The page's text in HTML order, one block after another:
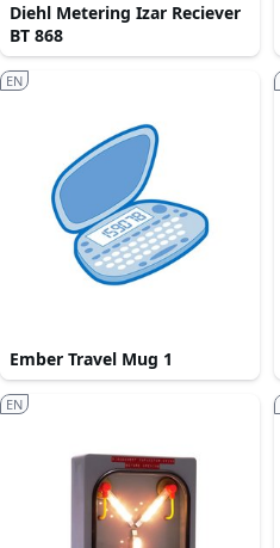
Diehl Metering Izar Reciever
BT 868
Ember Travel Mug 1
EN
EN